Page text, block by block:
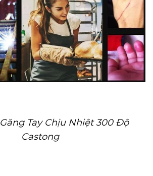
Tay Chịu Nhiệt 300 Độ
Castong